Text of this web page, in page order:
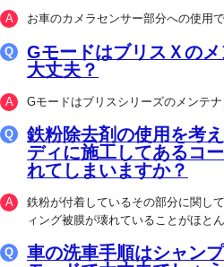
お車のカメラセンサー部分への使用
GモードはブリスＸの
大丈夫？
Gモードはブリスシリーズのメンテ
鉄粉除去剤の使用を考
ディに施工してあるコ
れてしまいますか？
鉄粉が付着しているその部分に関し
ィング被膜が壊れていることがほとん
車の洗車手順はシャン